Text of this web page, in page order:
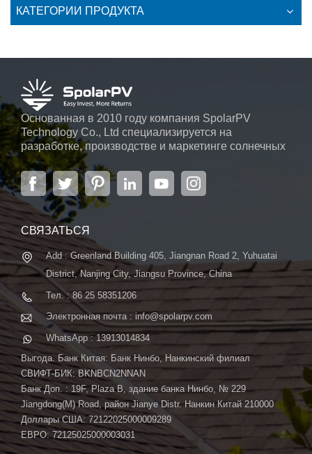
КАТЕГОРИИ ПРОДУКТА
Основанная в 2010 году компания SpolarPV
Technology Co., Ltd специализируется на
разработке, производстве и маркетинге солнечных
элементов, солнечных модулей и солнечных
энергетических систем. Компания, расположенная
в Нанкине, столице провинции Цзянсу, на площади
6000 м2, может похвастаться передовой
автоматической системой ...
СВЯЗАТЬСЯ
Add : Greenland Building 405, Jiangnan Road 2, Yuhuatai
District, Nanjing City, Jiangsu Province, China
Тел. : 86 25 58351206
Электронная почта : info@spolarpv.com
WhatsApp : 13913014834
Выгода. Банк Китая: Банк Нинбо, Нанкинский филиал
СВИФТ-БИК: BKNBCN2NNAN
Банк Доп. : 19F, Plaza B, здание банка Нинбо, № 229
Jiangdong(M) Road, район Jianye Distr. Нанкин Китай 210000
Доллары США: 72122025000009289
ЕВРО: 72125025000003031